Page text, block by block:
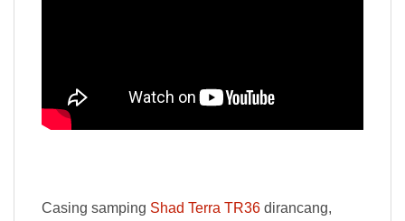
Casing samping Shad Terra TR36 dirancang,